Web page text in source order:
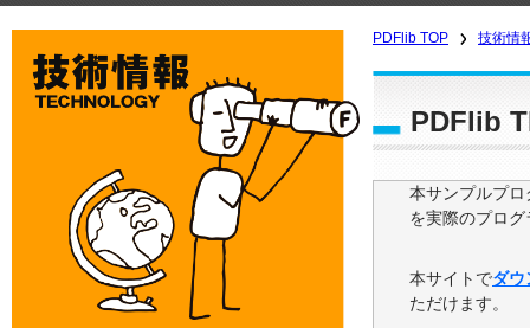
PDFlib TOP 技術情
PDFlib
本サンプルプ
を実際のプロ
本サイトでダウ
ただけます。